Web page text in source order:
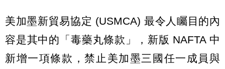
美加墨新貿易協定 (USMCA) 最令人矚目的內
容是其中的「毒藥丸條款」，新版 NAFTA 中
新增一項條款，禁止美加墨三國任一成員與